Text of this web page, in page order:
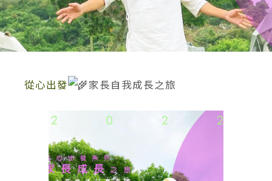
從心出發 家長自我成長之旅